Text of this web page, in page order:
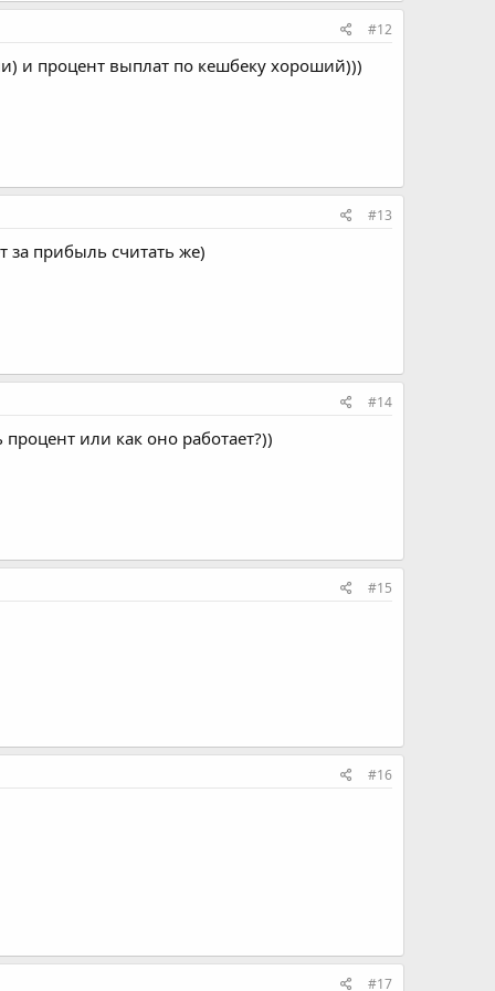
#12
и процент выплат по кешбеку хороший)))
#13
за прибыль считать же)
#14
или как оно работает?))
#15
#16
#17